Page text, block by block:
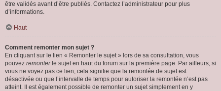
être validés avant d’être publiés. Contactez l’administrateur pour plus
d’informations.
Haut
Comment remonter mon sujet ?
En cliquant sur le lien « Remonter le sujet » lors de sa consultation, vous
pouvez remonterle sujet en haut du forum sur la première page. Par ailleurs, si
vous ne voyez pas ce lien, cela signifie que la remontée de sujet est
désactivée ou que l’intervalle de temps pour autoriser la remontée n’est pas
atteint. Il est également possible de remonter un sujet simplement en y